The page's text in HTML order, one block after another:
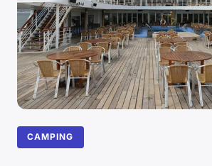
CAMPING